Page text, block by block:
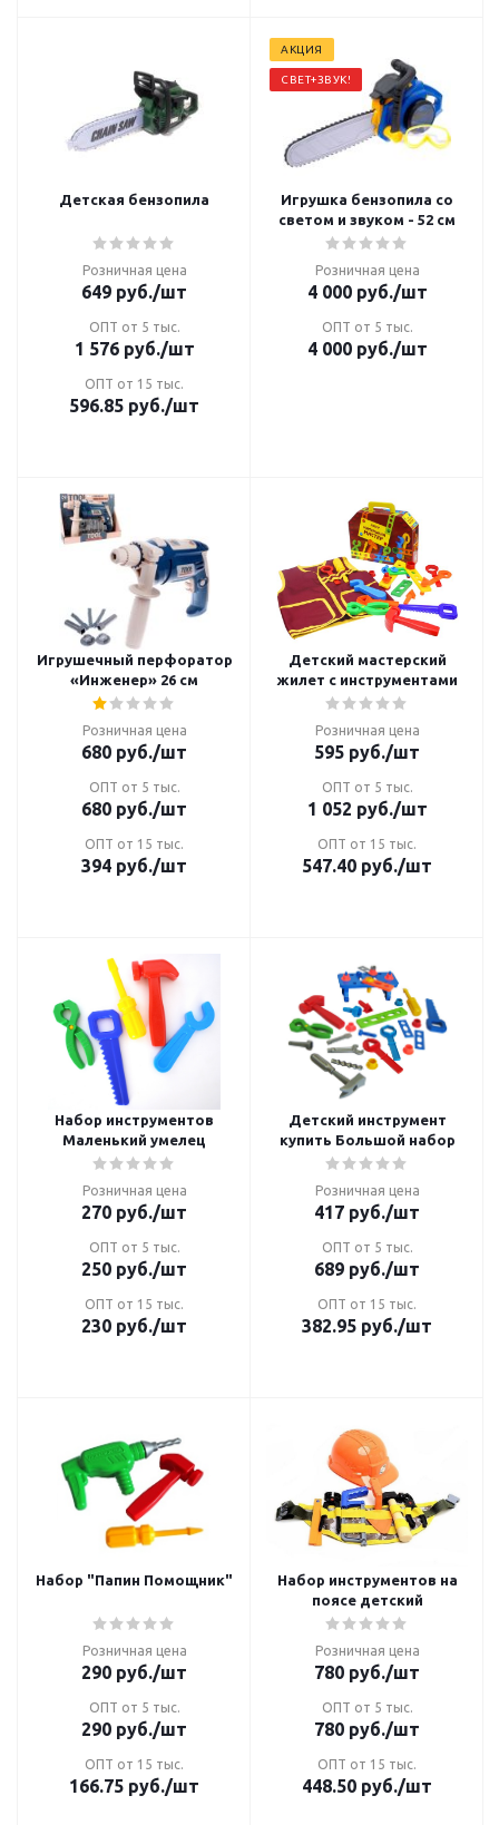
Детская бензопила
Розничная цена
649 руб./шт
ОПТ от 5 тыс.
1 576руб./шт
ОПТ от 15 тыс.
596.85 руб./шт
АКЦИЯ
СВЕТ+ЗВУК!
Игрушка бензопила со
светом и звуком - 52 см
Розничная цена
4 000руб./шт
ОПТ от 5 тыс.
4 000руб./шт
Игрушечный перфоратор
«Инженер» 26 см
Розничная цена
680 руб./шт
ОПТ от 5 тыс.
680 руб./шт
ОПТ от 15 тыс.
394 руб./шт
Детский мастерский
жилет с инструментами
Розничная цена
595 руб./шт
ОПТ от 5 тыс.
1 052 руб./шт
ОПТ от 15 тыс.
547.40 руб./шт
Набор инструментов
Маленький умелец
Розничная цена
270 руб./шт
ОПТ от 5 тыс.
250 руб./шт
ОПТ от 15 тыс.
230 руб./шт
Детский инструмент
купить Большой набор
Розничная цена
417 руб./шт
ОПТ от 5 тыс.
689 руб./шт
ОПТ от 15 тыс.
382.95 руб./шт
Набор "Папин Помощник"
Розничная цена
290 руб./шт
ОПТ от 5 тыс.
290 руб./шт
ОПТ от 15 тыс.
166.75 руб./шт
Набор инструментов на
поясе детский
Розничная цена
780 руб./шт
ОПТ от 5 тыс.
780 руб./шт
ОПТ от 15 тыс.
448.50 руб./шт